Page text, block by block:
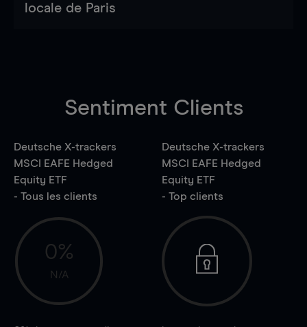
locale de Paris
Sentiment Clients
Deutsche X-trackers
MSCI EAFE Hedged
Equity ETF
- Tous les clients
0%
N/A
Deutsche X-trackers
MSCI EAFE Hedged
Equity ETF
- Top clients